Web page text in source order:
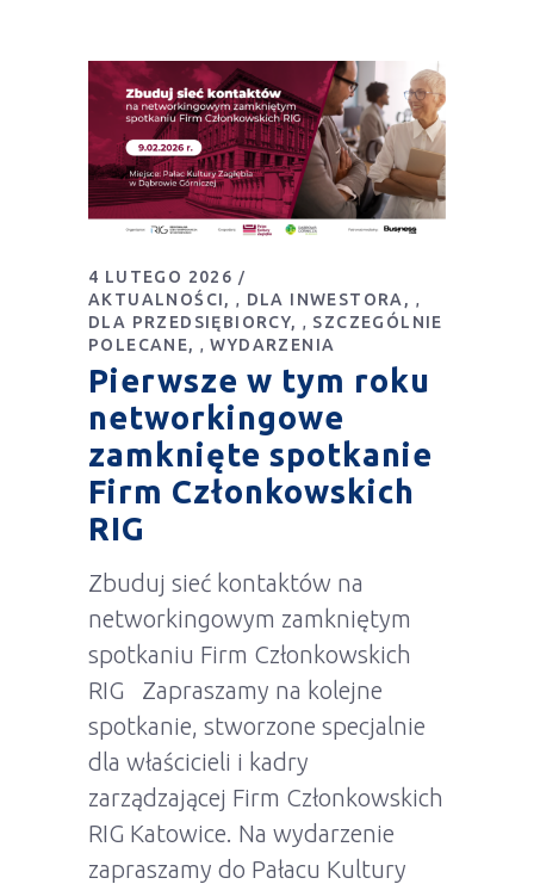
4 LUTEGO 2026
AKTUALNOŚCI
, DLA INWESTORA ,
DLA PRZEDSIĘBIORCY , SZCZEGÓLNIE
POLECANE
,WYDARZENIA
Pierwsze w tym roku
networkingowe
zamknięte spotkanie
Firm Członkowskich
RIG
Zbuduj sieć kontaktów na
networkingowym zamkniętym
spotkaniu Firm Członkowskich
RIG Zapraszamy na kolejne
spotkanie, stworzone specjalnie
dla właścicieli i kadry
zarządzającej Firm Członkowskich
RIG Katowice. Na wydarzenie
zapraszamy do Pałacu Kultury